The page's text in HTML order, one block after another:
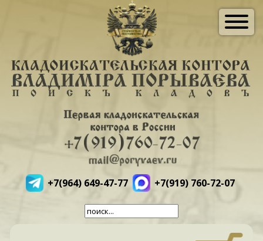
+7(964) 649-47-77 +7(919) 760-72-07